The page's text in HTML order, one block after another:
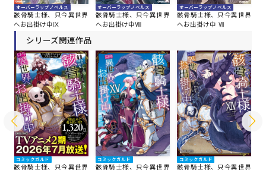
オーバーラップノベルス
骸骨騎士様、只今異世界
へお出掛け中Ⅸ
オーバーラップノベルス
骸骨騎士様、只今異世界
へお出掛け中Ⅷ
オーバーラップノベルス
骸骨騎士様、只今異世界
へお出掛け中 Ⅶ
シリーズ関連作品
コミックガルド
骸骨騎士様、只今異世界
コミックガルド
骸骨騎士様、只今異世界
コミックガルド
骸骨騎士様、只今異世界